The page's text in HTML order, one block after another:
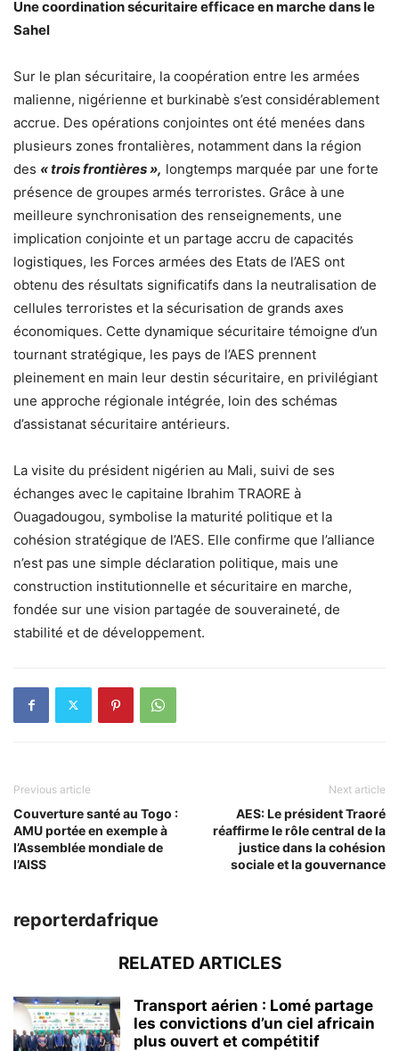
Une coordination sécuritaire efficace en marche dans le
Sahel
Sur le plan sécuritaire, la coopération entre les armées
malienne, nigérienne et burkinabè s’est considérablement
accrue. Des opérations conjointes ont été menées dans
plusieurs zones frontalières, notamment dans la région
des « trois frontières », longtemps marquée par une forte
présence de groupes armés terroristes. Grâce à une
meilleure synchronisation des renseignements, une
implication conjointe et un partage accru de capacités
logistiques, les Forces armées des Etats de l’AES ont
obtenu des résultats significatifs dans la neutralisation de
cellules terroristes et la sécurisation de grands axes
économiques. Cette dynamique sécuritaire témoigne d’un
tournant stratégique, les pays de l’AES prennent
pleinement en main leur destin sécuritaire, en privilégiant
une approche régionale intégrée, loin des schémas
d’assistanat sécuritaire antérieurs.
La visite du président nigérien au Mali, suivi de ses
échanges avec le capitaine Ibrahim TRAORE à
Ouagadougou, symbolise la maturité politique et la
cohésion stratégique de l’AES. Elle confirme que l’alliance
n’est pas une simple déclaration politique, mais une
construction institutionnelle et sécuritaire en marche,
fondée sur une vision partagée de souveraineté, de
stabilité et de développement.
Previous article
Couverture santé au Togo :
AMU portée en exemple à
l’Assemblée mondiale de
l’AISS
Next article
AES: Le président Traoré
réaffirme le rôle central de la
justice dans la cohésion
sociale et la gouvernance
reporterdafrique
RELATED ARTICLES
Transport aérien : Lomé partage
les convictions d’un ciel africain
plus ouvert et compétitif